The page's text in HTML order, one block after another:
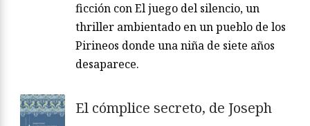
ficción con El juego del silencio, un
thriller ambientado en un pueblo de los
Pirineos donde una niña de siete años
desaparece.
El cómplice secreto, de Joseph